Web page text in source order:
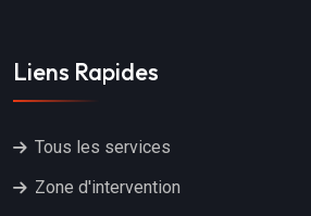
Liens Rapides
Tous les services
Zone d'intervention